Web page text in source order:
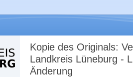
Kopie des Originals:
Landkreis Lüneburg -
Änderung